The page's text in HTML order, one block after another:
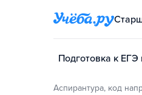
Подготовка к
Аспирантура, код